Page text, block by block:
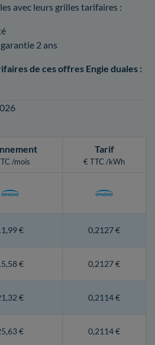
avec leurs grilles tarifaires :
2 ans
de ces offres Engie duales :
/mois
Tarif
€ TTC /kWh
€ 0,2127 €
€ 0,2127 €
€ 0,2114 €
€ 0,2114 €